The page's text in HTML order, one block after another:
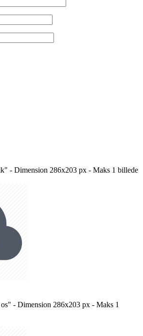
- Dimension 286x203 px - Maks 1 billede
- Dimension 286x203 px - Maks 1